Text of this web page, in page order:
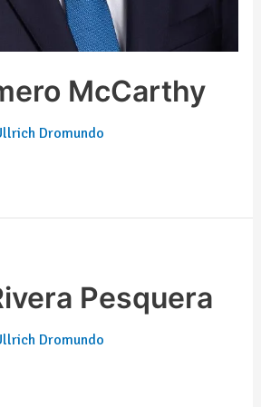
McCarthy
Dromundo
Pesquera
Dromundo